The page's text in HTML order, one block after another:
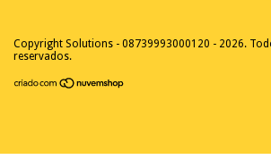
Copyright Solutions - 08739993000120 - 2026.
reservados.